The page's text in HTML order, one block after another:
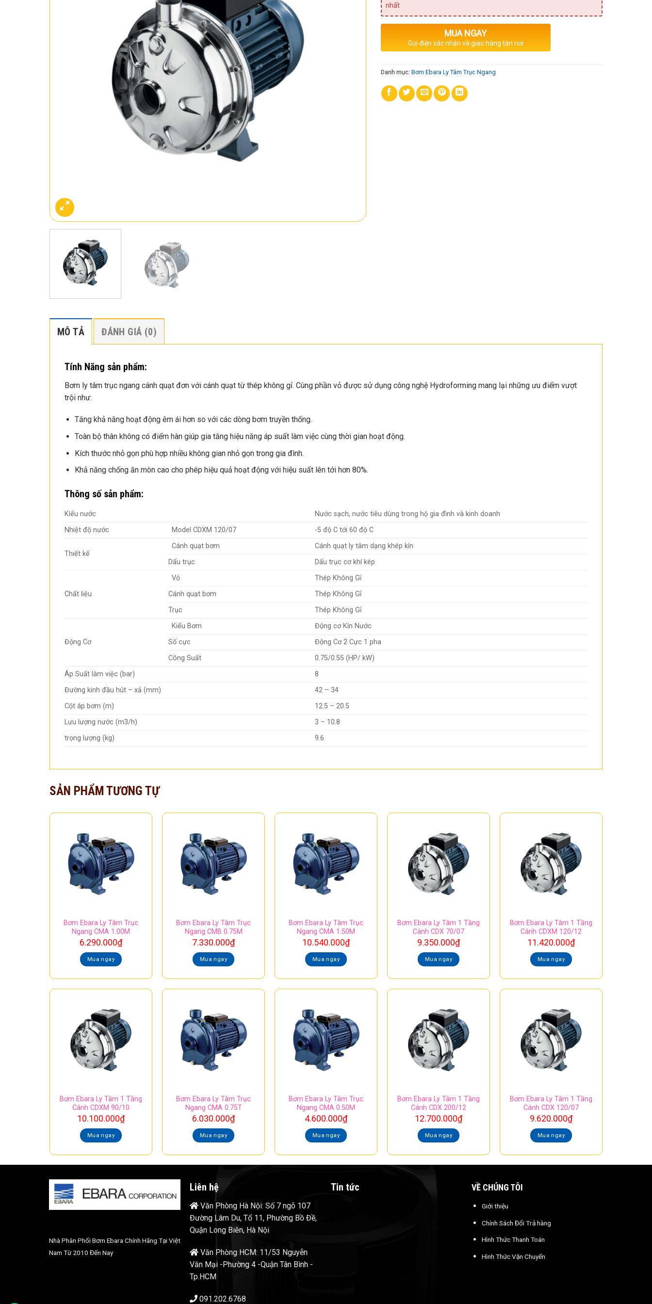
nhất
MUA NGAY
Gọi điện xác nhận và giao hàng tận nơi
Danh mục: Bơm Ebara Ly Tâm Trục Ngang
MÔ TẢ ĐÁNH GIÁ (0)
Tính Năng sản phẩm:
Bơm ly tâm trục ngang cánh quạt đơn với cánh quạt từ thép không gỉ. Cùng phần vỏ được sử dụng công nghệ Hydroforming mang lại những ưu điểm vượt
trội như:
Tăng khả năng hoạt động êm ái hơn so với các dòng bơm truyền thống.
Toàn bộ thân không có điểm hàn giúp gia tăng hiệu năng áp suất làm việc cùng thời gian hoạt động.
Kích thước nhỏ gọn phù hợp nhiều không gian nhỏ gọn trong gia đình.
Khả năng chống ăn mòn cao cho phép hiệu quả hoạt động với hiệu suất lên tới hơn 80%.
Thông số sản phẩm:
Kiểu nước
Nước sạch, nước tiêu dùng trong hộ gia đình và kinh doanh
Nhiệt độ nước
Model CDXM 120/07 -5 độ C tới 60 độ C
Thiết kế
Cánh quạt bơm
Cánh quạt ly tâm dạng khép kín
Dấu trục
Dấu trục cơ khí kép
Chất liệu
Vỏ
Thép Không Gỉ
Cánh quạt bơm
Thép Không Gỉ
Trục
Thép Không Gỉ
Động Cơ
Kiểu Bơm
Động cơ Kín Nước
Số cực
Động Cơ 2 Cực 1 pha
Công Suất
0.75/0.55 (HP/ kW)
Áp Suất làm việc (bar)
8
Đường kinh đầu hút – xả (mm)
42 – 34
Cột áp bơm (m)
12.5 – 20.5
Lưu lượng nước (m3/h)
3 – 10.8
trọng lượng (kg)
9.6
SẢN PHẨM TƯƠNG TỰ
Bơm Ebara Ly Tâm Trục
Ngang CMA 1.00M
6.290.000₫
Mua ngay
Bơm Ebara Ly Tâm Trục
Ngang CMB 0.75M
7.330.000₫
Mua ngay
Bơm Ebara Ly Tâm Trục
Ngang CMA 1.50M
10.540.000₫
Mua ngay
Bơm Ebara Ly Tâm 1 Tầng
Cánh CDX 70/07
9.350.000₫
Mua ngay
Bơm Ebara Ly Tâm 1 Tầng
Cánh CDXM 120/12
11.420.000₫
Mua ngay
Bơm Ebara Ly Tâm 1 Tầng
Cánh CDXM 90/10
10.100.000₫
Mua ngay
Bơm Ebara Ly Tâm Trục
Ngang CMA 0.75T
6.030.000₫
Mua ngay
Bơm Ebara Ly Tâm Trục
Ngang CMA 0.50M
4.600.000₫
Mua ngay
Bơm Ebara Ly Tâm 1 Tầng
Cánh CDX 200/12
12.700.000₫
Mua ngay
Bơm Ebara Ly Tâm 1 Tầng
Cánh CDX 120/07
9.620.000₫
Mua ngay
Nhà Phân Phối Bơm Ebara Chính Hãng Tại Việt
Nam Từ 2010 Đến Nay
Liên hệ
Văn Phòng Hà Nội: Số 7 ngõ 107
Đường Lâm Du, Tổ 11, Phường Bồ Đề,
Quận Long Biên, Hà Nội
Văn Phòng HCM: 11/53 Nguyễn
Văn Mại -Phường 4 -Quận Tân Bình -
Tp.HCM
091.202.6768
Tin tức VỀ CHÚNG TÔI
Giới thiệu
Chính Sách Đổi Trả hàng
Hình Thức Thanh Toán
Hình Thức Vận Chuyển